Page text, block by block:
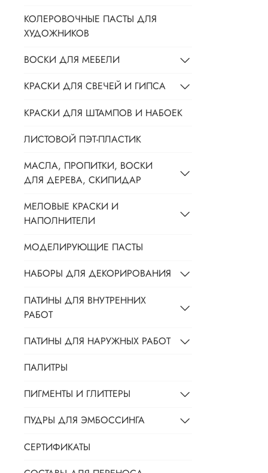
КОЛЕРОВОЧНЫЕ ПАСТЫ ДЛЯ
ХУДОЖНИКОВ
ВОСКИ ДЛЯ МЕБЕЛИ
КРАСКИ ДЛЯ СВЕЧЕЙ И ГИПСА
КРАСКИ ДЛЯ ШТАМПОВ И НАБОЕК
ЛИСТОВОЙ ПЭТ-ПЛАСТИК
МАСЛА, ПРОПИТКИ, ВОСКИ
ДЛЯ ДЕРЕВА, СКИПИДАР
МЕЛОВЫЕ КРАСКИ И
НАПОЛНИТЕЛИ
МОДЕЛИРУЮЩИЕ ПАСТЫ
НАБОРЫ ДЛЯ ДЕКОРИРОВАНИЯ
ПАТИНЫ ДЛЯ ВНУТРЕННИХ
РАБОТ
ПАТИНЫ ДЛЯ НАРУЖНЫХ РАБОТ
ПАЛИТРЫ
ПИГМЕНТЫ И ГЛИТТЕРЫ
ПУДРЫ ДЛЯ ЭМБОССИНГА
СЕРТИФИКАТЫ